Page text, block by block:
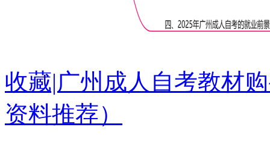
收藏|广州成人自考教材
资料推荐）